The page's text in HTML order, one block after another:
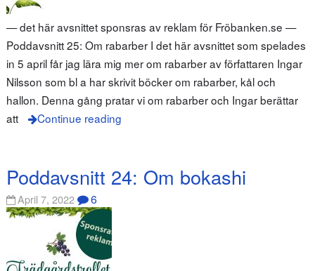
— det här avsnittet sponsras av reklam för Fröbanken.se —
Poddavsnitt 25: Om rabarber I det här avsnittet som spelades
in 5 april får jag lära mig mer om rabarber av författaren Ingar
Nilsson som bl a har skrivit böcker om rabarber, kål och
hallon. Denna gång pratar vi om rabarber och Ingar berättar
att
Continue reading
Poddavsnitt 24: Om bokashi
April 7, 2022 6